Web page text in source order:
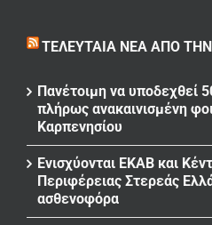
ΤΕΛΕΥΤΑΊΑ ΝΈΑ ΑΠΌ
Πανέτοιμη να υποδεχθεί
πλήρως ανακαινισμένη
Καρπενησίου
Ενισχύονται ΕΚΑΒ και
Περιφέρειας Στερεάς
ασθενοφόρα